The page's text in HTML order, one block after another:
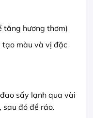
tăng hương thơm)
tạo màu và vị đặc
sấy lạnh qua vài
sau đó để ráo.